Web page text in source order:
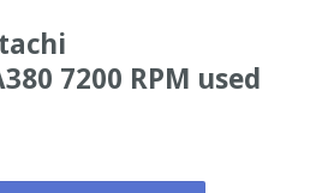
7200 RPM used